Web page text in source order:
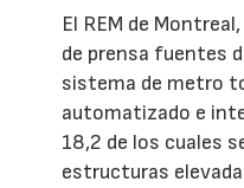
El REM de
de prensa fuentes
sistema de metro
automatizado e
18,2 de los cuales
estructuras